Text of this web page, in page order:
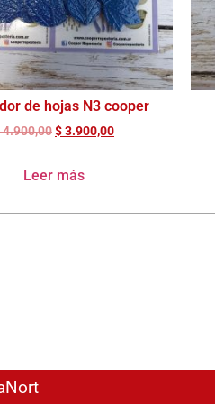
de hojas N3 cooper
4.900,00$3.900,00
Leer más